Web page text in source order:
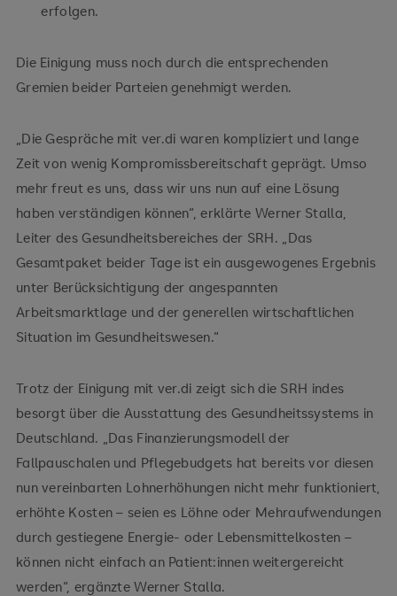
erfolgen.
Die Einigung muss noch durch die entsprechenden
Gremien beider Parteien genehmigt werden.
„Die Gespräche mit ver.di waren kompliziert und lange
Zeit von wenig Kompromissbereitschaft geprägt. Umso
mehr freut es uns, dass wir uns nun auf eine Lösung
haben verständigen können“, erklärte Werner Stalla,
Leiter des Gesundheitsbereiches der SRH. „Das
Gesamtpaket beider Tage ist ein ausgewogenes Ergebnis
unter Berücksichtigung der angespannten
Arbeitsmarktlage und der generellen wirtschaftlichen
Situation im Gesundheitswesen.“
Trotz der Einigung mit ver.di zeigt sich die SRH indes
besorgt über die Ausstattung des Gesundheitssystems in
Deutschland. „Das Finanzierungsmodell der
Fallpauschalen und Pflegebudgets hat bereits vor diesen
nun vereinbarten Lohnerhöhungen nicht mehr funktioniert,
erhöhte Kosten – seien es Löhne oder Mehraufwendungen
durch gestiegene Energie- oder Lebensmittelkosten –
können nicht einfach an Patient:innen weitergereicht
werden“, ergänzte Werner Stalla.